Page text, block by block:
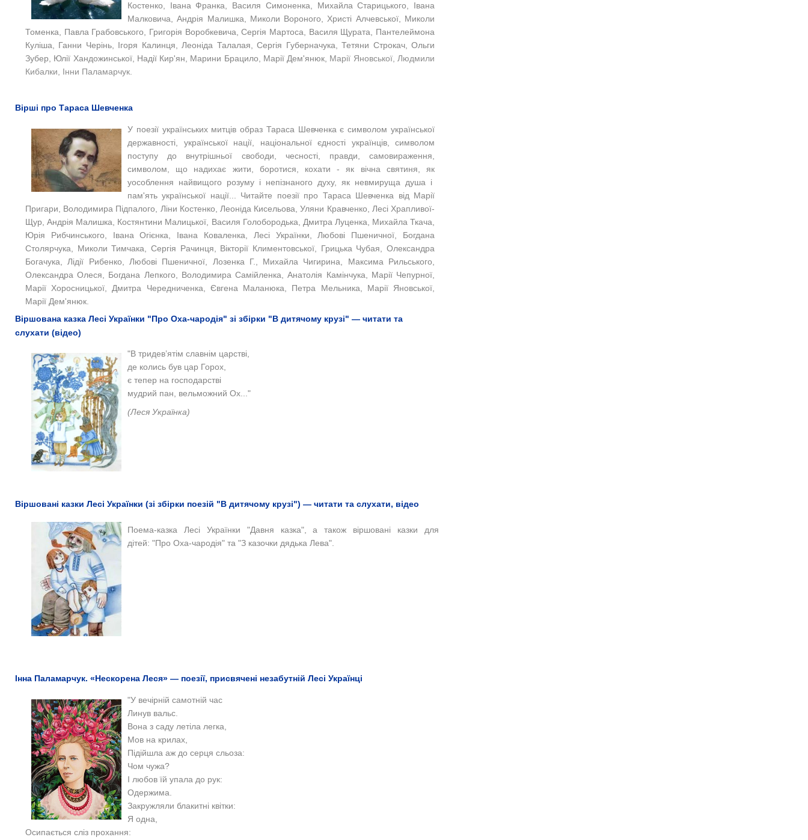
Костенко, Івана Франка, Василя Симоненка, Михайла Старицького, Івана
Малковича, Андрія Малишка, Миколи Вороного, Христі Алчевської, Миколи
Томенка, Павла Грабовського, Григорія Воробкевича, Сергія Мартоса, Василя Щурата, Пантелеймона
Куліша, Ганни Черінь, Ігоря Калинця, Леоніда Талалая, Сергія Губерначука, Тетяни Строкач, Ольги
Зубер, Юлії Хандожинської, Надії Кир'ян, Марини Брацило, Марії Дем'янюк, Марії Яновської, Людмили
Кибалки, Інни Паламарчук.
Вірші про Тараса Шевченка
У поезії українських митців образ Тараса Шевченка є символом української
державності, української нації, національної єдності українців, символом
поступу до внутрішньої свободи, чесності, правди, самовираження,
символом, що надихає жити, боротися, кохати - як вічна святиня, як
уособлення найвищого розуму і непізнаного духу, як невмируща душа і
пам'ять української нації... Читайте поезії про Тараса Шевченка від Марії
Пригари, Володимира Підпалого, Ліни Костенко, Леоніда Кисельова, Уляни Кравченко, Лесі Храпливої-
Щур, Андрія Малишка, Костянтини Малицької, Василя Голобородька, Дмитра Луценка, Михайла Ткача,
Юрія Рибчинського, Івана Огієнка, Івана Коваленка, Лесі Українки, Любові Пшеничної, Богдана
Столярчука, Миколи Тимчака, Сергія Рачинця, Вікторії Климентовської, Грицька Чубая, Олександра
Богачука, Лідії Рибенко, Любові Пшеничної, Лозенка Г., Михайла Чигирина, Максима Рильського,
Олександра Олеся, Богдана Лепкого, Володимира Самійленка, Анатолія Камінчука, Марії Чепурної,
Марії Хоросницької, Дмитра Чередниченка, Євгена Маланюка, Петра Мельника, Марії Яновської,
Марії Дем'янюк.
Віршована казка Лесі Українки "Про Оха-чародія" зі збірки "В дитячому крузі" — читати та
слухати (відео)
"В тридев’ятім славнім царстві,
де колись був цар Горох,
є тепер на господарстві
мудрий пан, вельможний Ох..."
(Леся Українка)
Віршовані казки Лесі Українки (зі збірки поезій "В дитячому крузі") — читати та слухати, відео
Поема-казка Лесі Українки "Давня казка", а також віршовані казки для
дітей: "Про Оха-чародія" та "З казочки дядька Лева".
Інна Паламарчук. «Нескорена Леся» — поезії, присвячені незабутній Лесі Українці
"У вечірній самотній час
Линув вальс.
Вона з саду летіла легка,
Мов на крилах,
Підійшла аж до серця сльоза:
Чом чужа?
І любов їй упала до рук:
Одержима.
Закружляли блакитні квітки:
Я одна,
Осипається сліз прохання: